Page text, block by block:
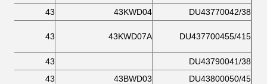
DU43770042/38
43KWD04
43
DU437700455/415
43KWD07A
43
DU43790041/38
43
DU43800050/45
43BWD03
43